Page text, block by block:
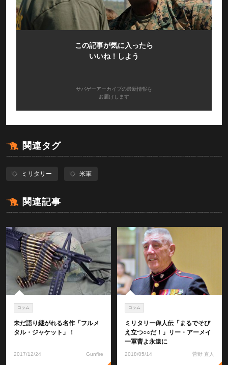
この記事が気に入ったら
いいね！しよう
サバゲーアーカイブの最新情報を
お届けします
関連タグ
ミリタリー 米軍
関連記事
コラム
未だ語り継がれる名作「フルメ
タル・ジャケット」！
2017/12/24 Gunfire
コラム
ミリタリー偉人伝「まるでそび
え立つ○○だ！」リー・アーメイ
一軍曹よ永遠に
2018/05/14 菅野 直人